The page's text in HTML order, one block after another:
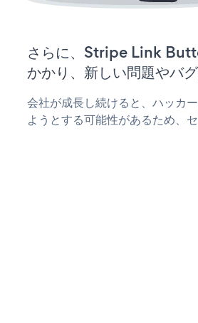
さらに、Stripe Link
かかり、新しい問題やバ
会社が成長し続けると、ハッカ
ようとする可能性があるため、